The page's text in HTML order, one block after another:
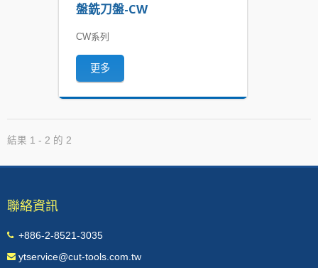
盤銑刀盤-CW
CW系列
更多
結果 1 - 2 的 2
聯絡資訊
+886-2-8521-3035
ytservice@cut-tools.com.tw